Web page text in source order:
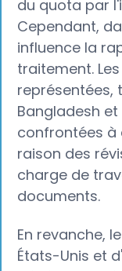
du quota par
Cependant,
influence la
traitement.
représentées,
Bangladesh
confrontées à
raison des
charge de
documents.
En revanche,
États-Unis et